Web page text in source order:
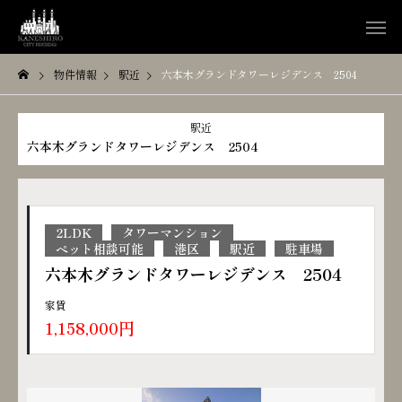
物件情報 駅近 六本木グランドタワーレジデンス 2504
駅近
六本木グランドタワーレジデンス 2504
2LDK
タワーマンション
ペット相談可能
港区 駅近 駐車場
六本木グランドタワーレジデンス 2504
家賃
1,158,000円